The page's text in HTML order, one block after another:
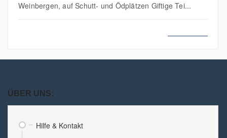
Weinbergen, auf Schutt- und Ödplätzen Giftige Tei...
ÜBER UNS:
Hilfe & Kontakt